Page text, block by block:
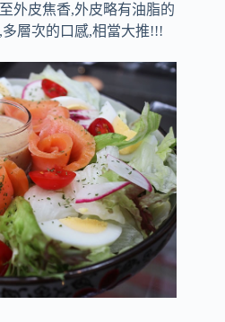
外皮焦香,外皮略有油脂的
層次的口感,相當大推!!!